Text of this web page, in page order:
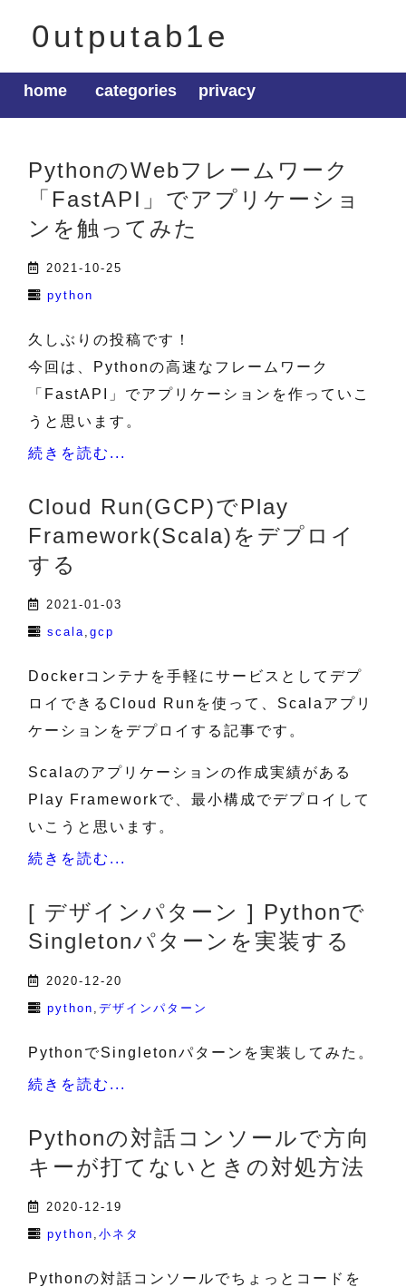
0utputab1e
home categories privacy
PythonのWebフレームワーク
「FastAPI」でアプリケーショ
ンを触ってみた
2021-10-25
python
久しぶりの投稿です！
今回は、Pythonの高速なフレームワーク
「FastAPI」でアプリケーションを作っていこ
うと思います。
続きを読む...
Cloud Run(GCP)でPlay
Framework(Scala)をデプロイ
する
2021-01-03
scala gcp
Dockerコンテナを手軽にサービスとしてデプ
ロイできるCloud Runを使って、Scalaアプリ
ケーションをデプロイする記事です。
Scalaのアプリケーションの作成実績がある
Play Frameworkで、最小構成でデプロイして
いこうと思います。
続きを読む...
[ デザインパターン ] Pythonで
Singletonパターンを実装する
2020-12-20
python デザインパターン
PythonでSingletonパターンを実装してみた。
続きを読む...
Pythonの対話コンソールで方向
キーが打てないときの対処方法
2020-12-19
python 小ネタ
Pythonの対話コンソールでちょっとコードを